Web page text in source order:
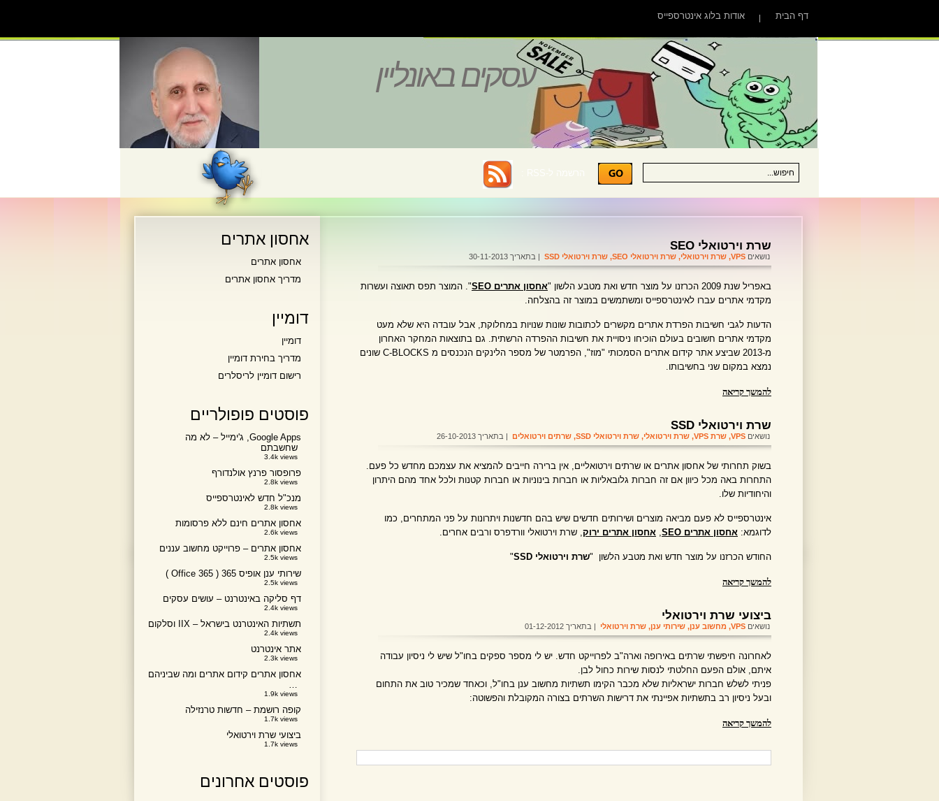
דף הבית אודות בלוג אינטרספייס
עסקים באונליין
שרת וירטואלי SEO
נושאים VPS
, שרת וירטואלי, שרת וירטואלי SEO , שרת וירטואלי SSD | בתאריך 30-11-2013
באפריל שנת 2009 הכרזנו על מוצר חדש ואת מטבע הלשון " אחסון אתרים SEO
". המוצר תפס תאוצה ועשרות
מקדמי אתרים עברו לאינטרספייס ומשתמשים במוצר זה בהצלחה.
הדעות לגבי חשיבות הפרדת אתרים מקשרים לכתובות שונות שנויות במחלוקת, אבל עובדה היא שלא מעט
מקדמי אתרים חשובים בעולם הוכיחו ניסויית את חשיבות ההפרדה הרשתית. גם בתוצאות המחקר האחרון
מ-2013 שביצע אתר קידום אתרים הסמכותי "מוז", הפרמטר של מספר הלינקים הנכנסים מ C-BLOCKS שונים
נמצא במקום שני בחשיבותו.
להמשך קריאה
שרת וירטואלי SSD
נושאים VPS
, שרת VPS , שרת וירטואלי, שרת וירטואלי SSD , שרתים וירטואלים | בתאריך 26-10-2013
בשוק תחרותי של אחסון אתרים או שרתים וירטואליים, אין ברירה חייבים להמציא את עצמכם מחדש כל פעם.
התחרות באה מכל כיוון אם זה חברות גלובאליות או חברות בינוניות או חברות קטנות ולכל אחד מהם היתרון
והיחודיות שלו.
אינטרספייס לא פעם מביאה מוצרים ושירותים חדשים שיש בהם חדשנות ויתרונות על פני המתחרים, כמו
לדוגמא: אחסון אתרים SEO , אחסון אתרים ירוק, שרת וירטואלי וורדפרס ורבים אחרים.
החודש הכרזנו על מוצר חדש ואת מטבע הלשון "שרת וירטואלי SSD "
להמשך קריאה
ביצועי שרת וירטואלי
נושאים VPS
, מחשוב ענן, שירותי ענן, שרת וירטואלי | בתאריך 01-12-2012
לאחרונה חיפשתי שרתים באירופה וארה"ב לפרוייקט חדש. יש לי מספר ספקים בחו"ל שיש לי ניסיון עבודה
איתם, אולם הפעם החלטתי לנסות שירות כחול לבן.
פניתי לשלש חברות ישראליות שלא מכבר הקימו תשתיות מחשוב ענן בחו"ל, וכאחד שמכיר טוב את התחום
ובעל ניסיון רב בתשתיות אפיינתי את דרישות השרתים בצורה המקובלת והפשוטה:
להמשך קריאה
אחסון אתרים
אחסון אתרים
מדריך אחסון אתרים
דומיין
דומיין
מדריך בחירת דומיין
רישום דומיין לריסלרים
פוסטים פופולריים
Google Apps, ג'ימייל – לא מה
שחשבתם
3.4k views
פרופסור פרנץ אולנדורף
2.8k views
מנכ"ל חדש לאינטרספייס
2.8k views
אחסון אתרים חינם ללא פרסומות
2.6k views
אחסון אתרים – פרוייקט מחשוב עננים
2.5k views
שירותי ענן אופיס 365 ( Office 365 )
2.5k views
דף סליקה באינטרנט – עושים עסקים
2.4k views
תשתיות האינטרנט בישראל – IIX וסלקום
2.4k views
אתר אינטרנט
2.3k views
אחסון אתרים קידום אתרים ומה שביניהם
…
1.9k views
קופה רושמת – חדשות טרנזילה
1.7k views
ביצועי שרת וירטואלי
1.7k views
פוסטים אחרונים